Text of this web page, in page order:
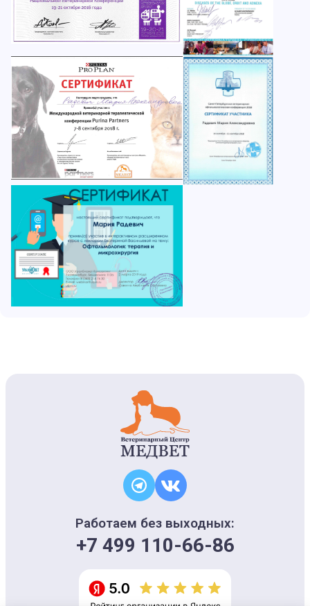
Работаем без выходных:
+7 499 110-66-86